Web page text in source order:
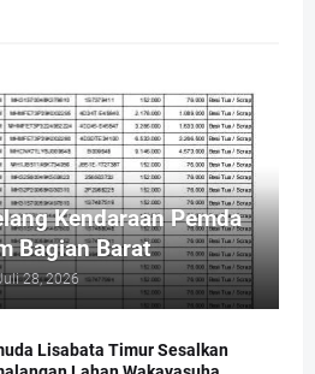
Kendaraan Pemda
Bagian Barat
28, 2026
Lisabata Timur Sesalkan